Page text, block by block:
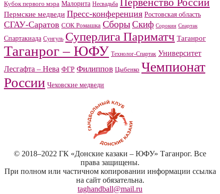
Кубок первого мэра Малорита Несвадьба Первенство России
Пермские медведи Пресс-конференция Ростовская область
СГАУ-Саратов СОК Ромашка СборыСкиф Сорокин Спартак
Спартакиада Сунгуль Суперлига Париматч Таганрог
Таганрог – ЮФУ Технолог-Спартак Университет
Лесгафта – Нева ФГР Филиппов Цыбенко Чемпионат
России Чеховские медведи
© 2018–2022 ГК «Донские казаки – ЮФУ» Таганрог. Все
права защищены.
При полном или частичном копировании информации ссылка
на сайт обязательна.
taghandball@mail.ru